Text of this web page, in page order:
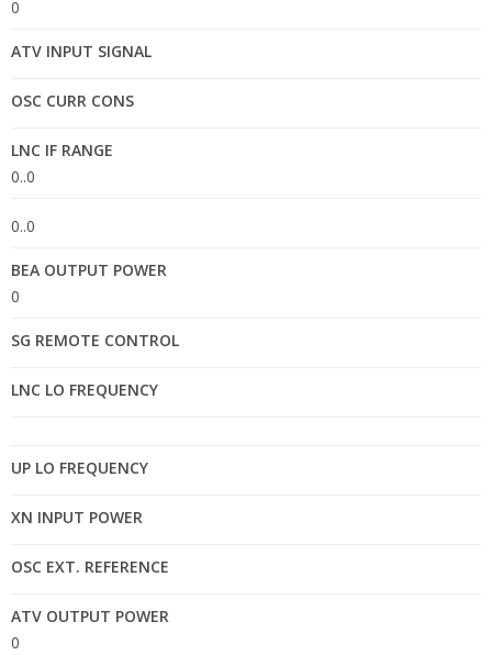
0
ATV INPUT SIGNAL
OSC CURR CONS
LNC IF RANGE
0..0
0..0
BEA OUTPUT POWER
0
SG REMOTE CONTROL
LNC LO FREQUENCY
UP LO FREQUENCY
XN INPUT POWER
OSC EXT. REFERENCE
ATV OUTPUT POWER
0